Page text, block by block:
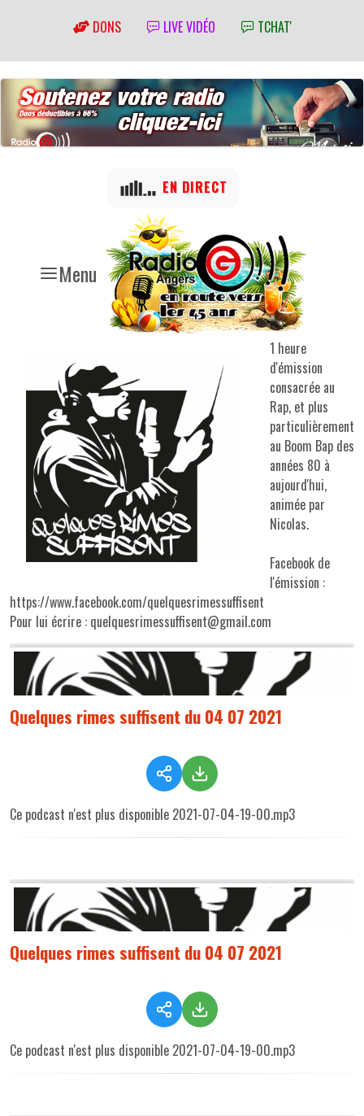
DONS LIVE VIDÉO TCHAT'
Menu
EN DIRECT
1 heure
d'émission
consacrée au
Rap, et plus
particulièrement
au Boom Bap des
années 80 à
aujourd'hui,
animée par
Nicolas.
Facebook de
l'émission :
https://www.facebook.com/quelquesrimessuffisent
Pour lui écrire : quelquesrimessuffisent@gmail.com
Quelques rimes suffisent du 04 07 2021
Ce podcast n'est plus disponible 2021-07-04-19-00.mp3
Quelques rimes suffisent du 04 07 2021
Ce podcast n'est plus disponible 2021-07-04-19-00.mp3